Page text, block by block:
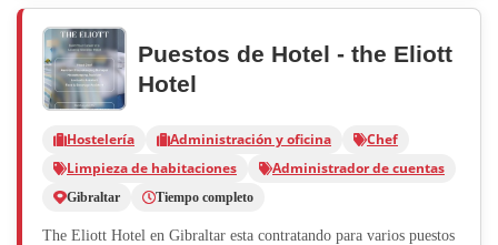
Puestos de Hotel - the Eliott
Hotel
Hostelería Administración y oficina
Chef
Limpieza de habitaciones
Administrador de cuentas
Gibraltar Tiempo completo
The Eliott Hotel en Gibraltar esta contratando para varios puestos